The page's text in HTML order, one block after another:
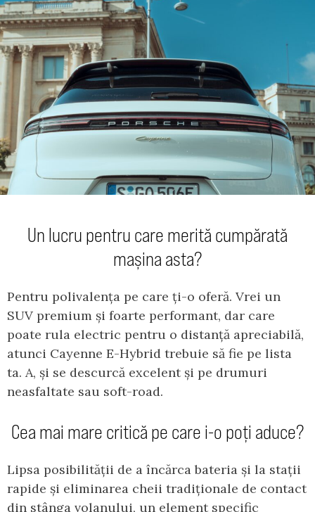
Un lucru pentru care merită cumpărată
mașina asta?
Pentru polivalența pe care ți-o oferă. Vrei un
SUV premium și foarte performant, dar care
poate rula electric pentru o distanță apreciabilă,
atunci Cayenne E-Hybrid trebuie să fie pe lista
ta. A, și se descurcă excelent și pe drumuri
neasfaltate sau soft-road.
Cea mai mare critică pe care i-o poți aduce?
Lipsa posibilității de a încărca bateria și la stații
rapide și eliminarea cheii tradiționale de contact
din stânga volanului, un element specific